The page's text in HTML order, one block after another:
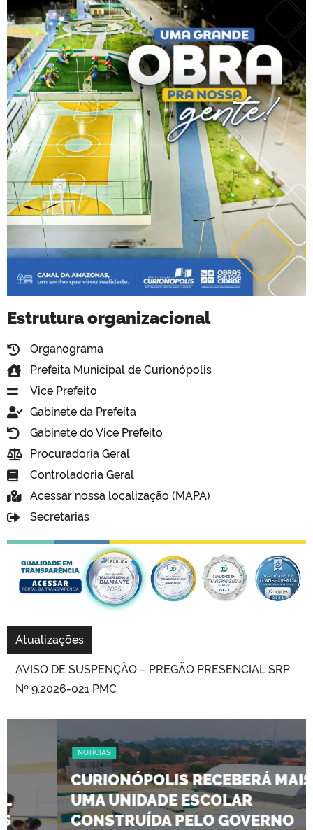
Estrutura organizacional
Organograma
Prefeita Municipal de Curionópolis
Vice Prefeito
Gabinete da Prefeita
Gabinete do Vice Prefeito
Procuradoria Geral
Controladoria Geral
Acessar nossa localização (MAPA)
Secretarias
Atualizações
AVISO DE LICITAÇÃO – Pregão Eletrônico SRP Nº
9.2026-022
CURIONÓPOLIS RECEBERÁ MAIS
UMA UNIDADE ESCOLAR
CONSTRUÍDA PELO GOVERNO